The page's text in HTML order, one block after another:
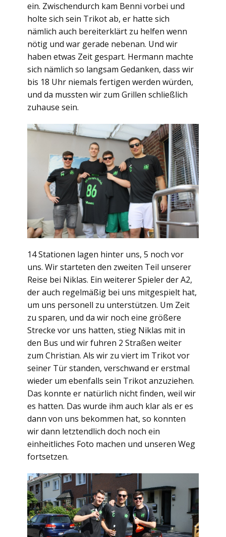
ein. Zwischendurch kam Benni vorbei und
holte sich sein Trikot ab, er hatte sich
nämlich auch bereiterklärt zu helfen wenn
nötig und war gerade nebenan. Und wir
haben etwas Zeit gespart. Hermann machte
sich nämlich so langsam Gedanken, dass wir
bis 18 Uhr niemals fertigen werden würden,
und da mussten wir zum Grillen schließlich
zuhause sein.
14 Stationen lagen hinter uns, 5 noch vor
uns. Wir starteten den zweiten Teil unserer
Reise bei Niklas. Ein weiterer Spieler der A2,
der auch regelmäßig bei uns mitgespielt hat,
um uns personell zu unterstützen. Um Zeit
zu sparen, und da wir noch eine größere
Strecke vor uns hatten, stieg Niklas mit in
den Bus und wir fuhren 2 Straßen weiter
zum Christian. Als wir zu viert im Trikot vor
seiner Tür standen, verschwand er erstmal
wieder um ebenfalls sein Trikot anzuziehen.
Das konnte er natürlich nicht finden, weil wir
es hatten. Das wurde ihm auch klar als er es
dann von uns bekommen hat, so konnten
wir dann letztendlich doch noch ein
einheitliches Foto machen und unseren Weg
fortsetzen.